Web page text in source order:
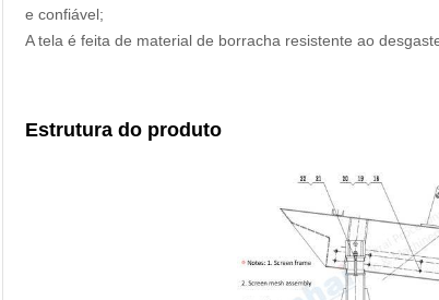
e confiável;
A tela é feita de material de borracha resistente ao
Estrutura do produto